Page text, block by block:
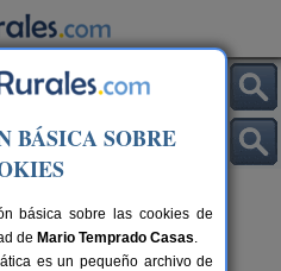
Burgo de Osma
BÁSICA SOBRE
básica sobre las cookies de
de Mario Temprado Casas.
es un pequeño archivo de